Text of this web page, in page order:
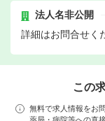
法人名非公開
詳細はお問合せく
この
無料で求人情報をお